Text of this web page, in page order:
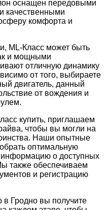
оснащен передовыми
качественными
комфорта и
ML-Класс может быть
и мощными
отличную динамику
от того, выбираете
двигатель, данный
от вождения и
купить, приглашаем
чтобы вы могли на
Наши опытные
оптимальную
о доступных
также обеспечиваем
и регистрацию
Гродно вы получите